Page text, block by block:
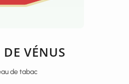
VÉNUS
de tabac